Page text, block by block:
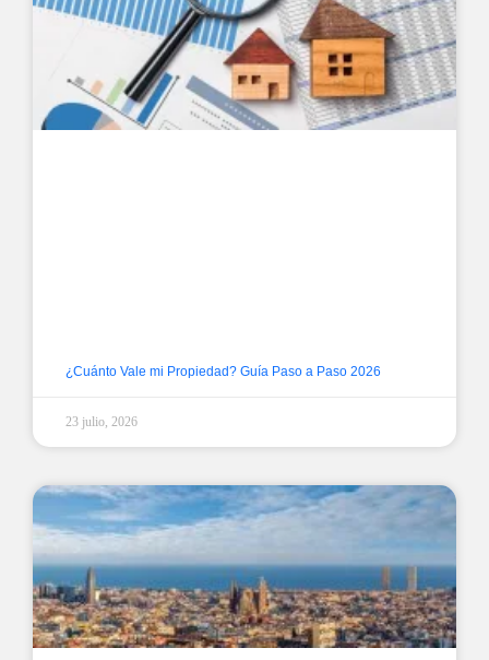
¿Cuánto Vale mi Propiedad? Guía Paso a Paso 2026
23 julio, 2026